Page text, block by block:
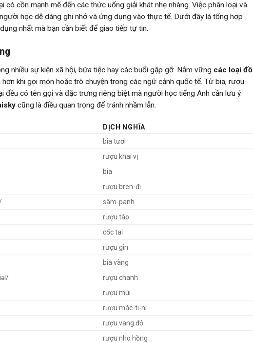
cồn mạnh mẽ đến các thức uống giải khát nhẹ nhàng. Việc phân loại và
học dễ dàng ghi nhớ và ứng dụng vào thực tế. Dưới đây là tổng hợp
nhất mà bạn cần biết để giao tiếp tự tin.
nhiều sự kiện xã hội, bữa tiệc hay các buổi gặp gỡ. Nắm vững các loại đồ
khi gọi món hoặc trò chuyện trong các ngữ cảnh quốc tế. Từ bia, rượu
đều có tên gọi và đặc trưng riêng biệt mà người học tiếng Anh cần lưu ý.
cũng là điều quan trọng để tránh nhầm lẫn.
DỊCH NGHĨA
bia tươi
rượu khai vị
bia
rượu bren-đi
sâm-panh
rượu táo
cốc tai
rượu gin
bia vàng
rượu chanh
rượu mùi
rượu mác-ti-ni
rượu vang đỏ
rượu nho hồng